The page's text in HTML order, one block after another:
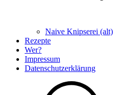
Naive Knipserei (alt)
Rezepte
Wer?
Impressum
Datenschutzerklärung